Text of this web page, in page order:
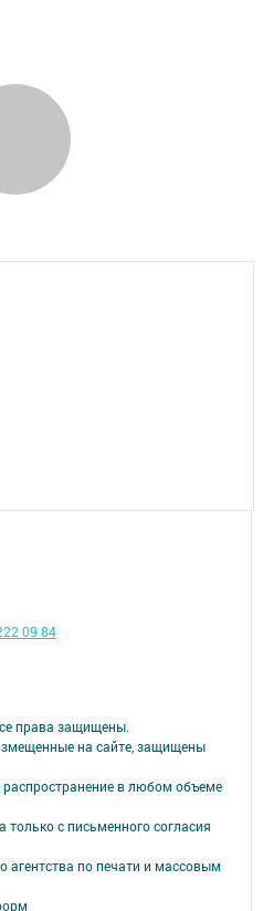
права защищены.
на сайте, защищены
распространение в любом объеме
с письменного согласия
агентства по печати и массовым
09 84